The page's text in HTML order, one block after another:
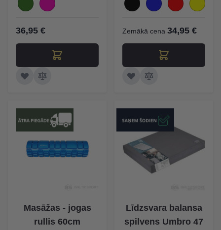
36,95 € Zemākā cena 34,95 €
Masāžas - jogas
rullis 60cm
Līdzsvara balansa
spilvens Umbro 47